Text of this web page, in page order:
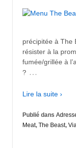
précipitée à The
résister à la
fumée/grillée à
? …
Lire la suite ›
Publié dans
Meat, The Beast,